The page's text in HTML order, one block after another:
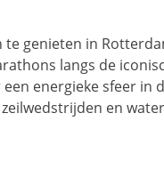
genieten in
langs de
energieke sfeer in
en